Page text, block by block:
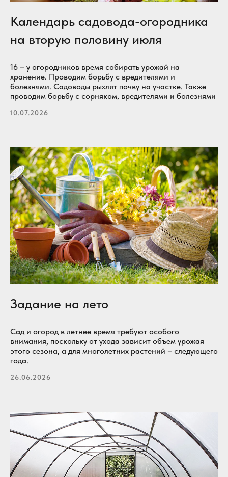
Календарь садовода-огородника
на вторую половину июля
16 – у огородников время собирать урожай на
хранение. Проводим борьбу с вредителями и
болезнями. Садоводы рыхлят почву на участке. Также
проводим борьбу с сорняком, вредителями и болезнями
10.07.2026
Задание на лето
Сад и огород в летнее время требуют особого
внимания, поскольку от ухода зависит объем урожая
этого сезона, а для многолетних растений – следующего
года.
26.06.2026